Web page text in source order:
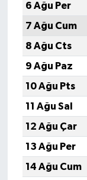
6 Ağu Per
7 Ağu Cum
8 Ağu Cts
9 Ağu Paz
10 Ağu Pts
11 Ağu Sal
12 Ağu Çar
13 Ağu Per
14 Ağu Cum